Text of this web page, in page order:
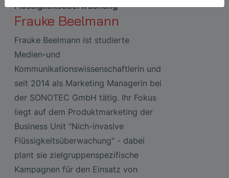
Flüssigkeitsüberwachung
Frauke Beelmann
Frauke Beelmann ist studierte
Medien-und
Kommunikationswissenschaftlerin und
seit 2014 als Marketing Managerin bei
der SONOTEC GmbH tätig. Ihr Fokus
liegt auf dem Produktmarketing der
Business Unit "Nich-invasive
Flüssigkeitsüberwachung" - dabei
plant sie zielgruppenspezifische
Kampagnen für den Einsatz von